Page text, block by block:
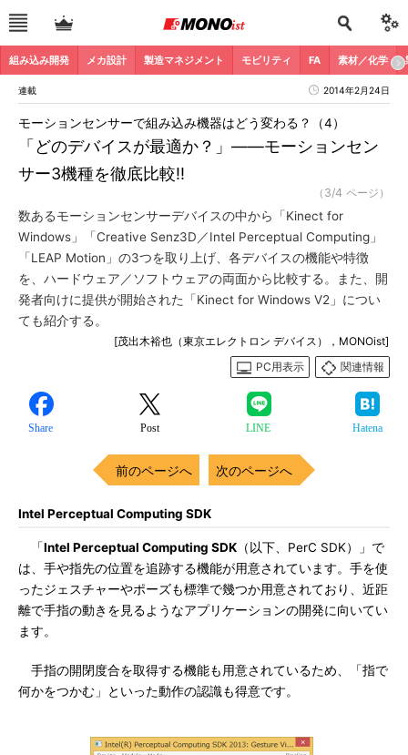
組み込み開発 メカ設計 製造マネジメント モビリティ FA 素材／化学
連載 2014年2月24日
「どのデバイスが最適か？」――モーションセン
サー3機種を徹底比較!!
モーションセンサーで組み込み機器はどう変わる？（4）
（3/4 ページ）
数あるモーションセンサーデバイスの中から「Kinect for
Windows」「Creative Senz3D／Intel Perceptual Computing」
「LEAP Motion」の3つを取り上げ、各デバイスの機能や特徴
を、ハードウェア／ソフトウェアの両面から比較する。また、開
発者向けに提供が開始された「Kinect for Windows V2」につい
ても紹介する。
[茂出木裕也（東京エレクトロン デバイス），MONOist]
PC用表示
関連情報
Share Post LINE Hatena
前のページへ 次のページへ
Intel Perceptual Computing SDK
「Intel Perceptual Computing SDK （以下、PerC SDK）」で
は、手や指先の位置を追跡する機能が用意されています。手を使
ったジェスチャーやポーズも標準で幾つか用意されており、近距
離で手指の動きを見るようなアプリケーションの開発に向いてい
ます。
手指の開閉度合を取得する機能も用意されているため、「指で
何かをつかむ」といった動作の認識も得意です。